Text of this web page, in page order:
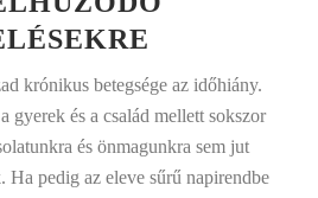
krónikus betegsége az időhiány.
gyerek és a család mellett sokszor
és önmagunkra sem jut
Ha pedig az eleve sűrű napirendbe